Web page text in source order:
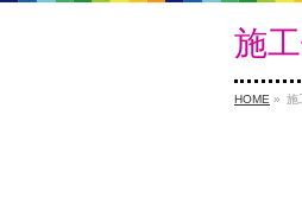
施
HOME » 施